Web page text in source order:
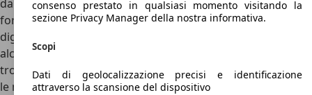
da vivere. Dietro il volante, dotato di tasti fisici dall’aspetto
forse un po’ antiquato, troviamo un quadro strumenti
digitale piuttosto piccolo, ben diverso dai cockpit digitali di
alcune rivali. In cima alla palpebra che lo copre, però,
troviamo due selettori tra cui quello per le luci e quello per
le modalità di guida, un layout ispirato alla mitica LFA.
consenso prestato in qualsiasi momento visitando la
sezione Privacy Manager della nostra informativa.
Scopi
Dati di geolocalizzazione precisi e identificazione
attraverso la scansione del dispositivo